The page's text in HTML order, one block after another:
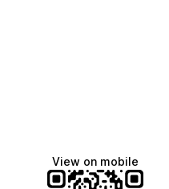
View on mobile